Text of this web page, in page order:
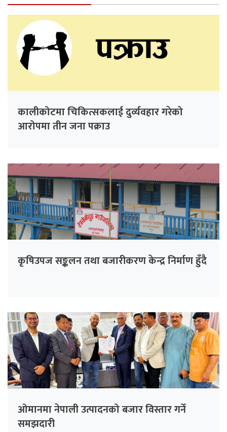
कालीकोटमा चिकित्सकलाई दुर्व्यवहार गरेको
आरोपमा तीन जना पक्राउ
कृषिउपज सङ्कलन तथा बजारीकरण केन्द्र निर्माण हुँदै
ओमानमा नेपाली उत्पादनको बजार विस्तार गर्ने
समझदारी